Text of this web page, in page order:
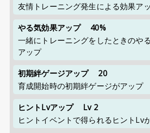
友情トレーニング発生による効果ア
やる気効果アップ
40%
一緒にトレーニングをしたときのや
アップ
初期絆ゲージアップ
20
育成開始時の初期絆ゲージがアップ
ヒントLvアップ
Lv 2
ヒントイベントで得られるヒントLv